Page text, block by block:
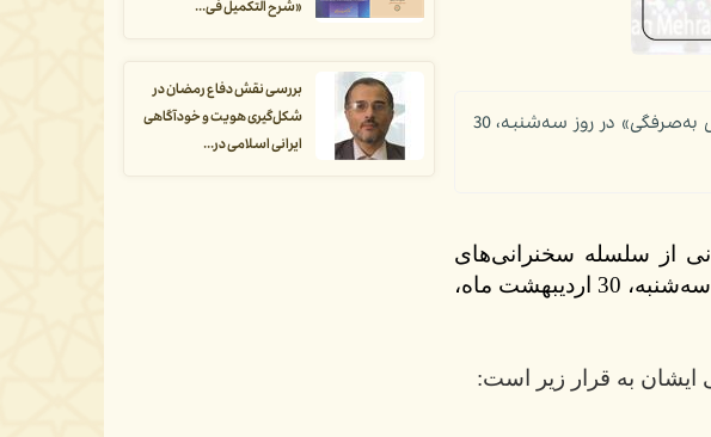
دومین سخنرانی از سلسله سخنرانی‌های گروه مطالعات علم با عنوان «یگانه‌گراییِ هستی‌شناختی و چالش به‌صرفگی» در روز سه‌شنبه، 30
از سلسله سخنرانی‌های
گروه مطالعات علم با عنوان «یگانه‌گراییِ هستی‌شناختی و چالش به‌صرفگی» در روز سه‌شنبه، 30 اردیبهشت ماه،
ایشان به قرار زیر است:
«شرح التکمیل فی...
بررسی نقش دفاع رمضان در
شکل‌گیری هویت و خودآگاهی
ایرانی اسلامی در...